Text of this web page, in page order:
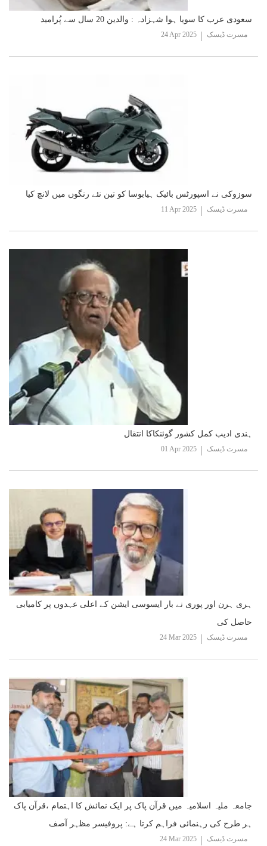
سعودی عرب کا سویا ہوا شہزادہ : والدین 20 سال سے پُرامید
24 Apr 2025 مسرت ڈیسک
سوزوکی نے اسپورٹس بائیک ہیابوسا کو تین نئے رنگوں میں لانچ کیا
11 Apr 2025 مسرت ڈیسک
ہندی ادیب کمل کشور گوئنکاکا انتقال
01 Apr 2025 مسرت ڈیسک
ہری ہرن اور پوری نے بار ایسوسی ایشن کے اعلی عہدوں پر کامیابی
حاصل کی
24 Mar 2025 مسرت ڈیسک
جامعہ ملیہ اسلامیہ میں قرآن پاک پر ایک نمائش کا اہتمام ،قرآن پاک
ہر طرح کی رہنمائی فراہم کرتا ہے: پروفیسر مظہر آصف
24 Mar 2025 مسرت ڈیسک